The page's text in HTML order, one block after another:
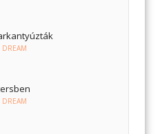
DREAM
DREAM